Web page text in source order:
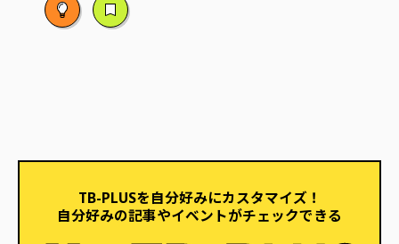
TB-PLUSを自分好みにカスタマイズ！
自分好みの記事やイベントがチェックできる